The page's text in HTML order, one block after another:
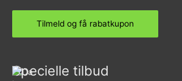
Specielle tilbud